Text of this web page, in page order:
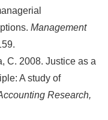
Management
C. 2008. Justice as a
A study of
Research,